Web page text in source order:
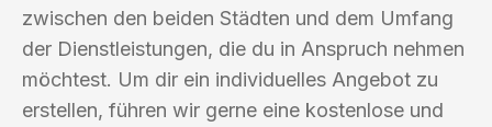
zwischen den beiden Städten und dem Umfang
der Dienstleistungen, die du in Anspruch nehmen
möchtest. Um dir ein individuelles Angebot zu
erstellen, führen wir gerne eine kostenlose und